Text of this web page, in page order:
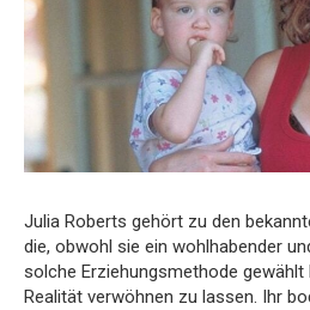
Julia Roberts gehört zu den
die, obwohl sie ein wohlhabender
solche Erziehungsmethode
Realität verwöhnen zu lassen. Ihr